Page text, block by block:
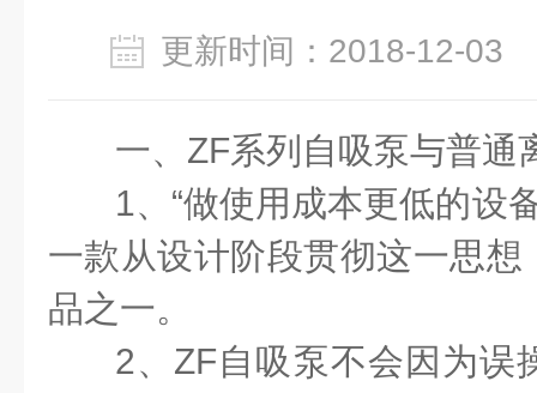
更新时间：2018-12-
一、 ZF系列自吸泵与普通
1、“做使用成本更低的设
一款从设计阶段贯彻这一思
品之一。
2、 ZF自吸泵不会因为误